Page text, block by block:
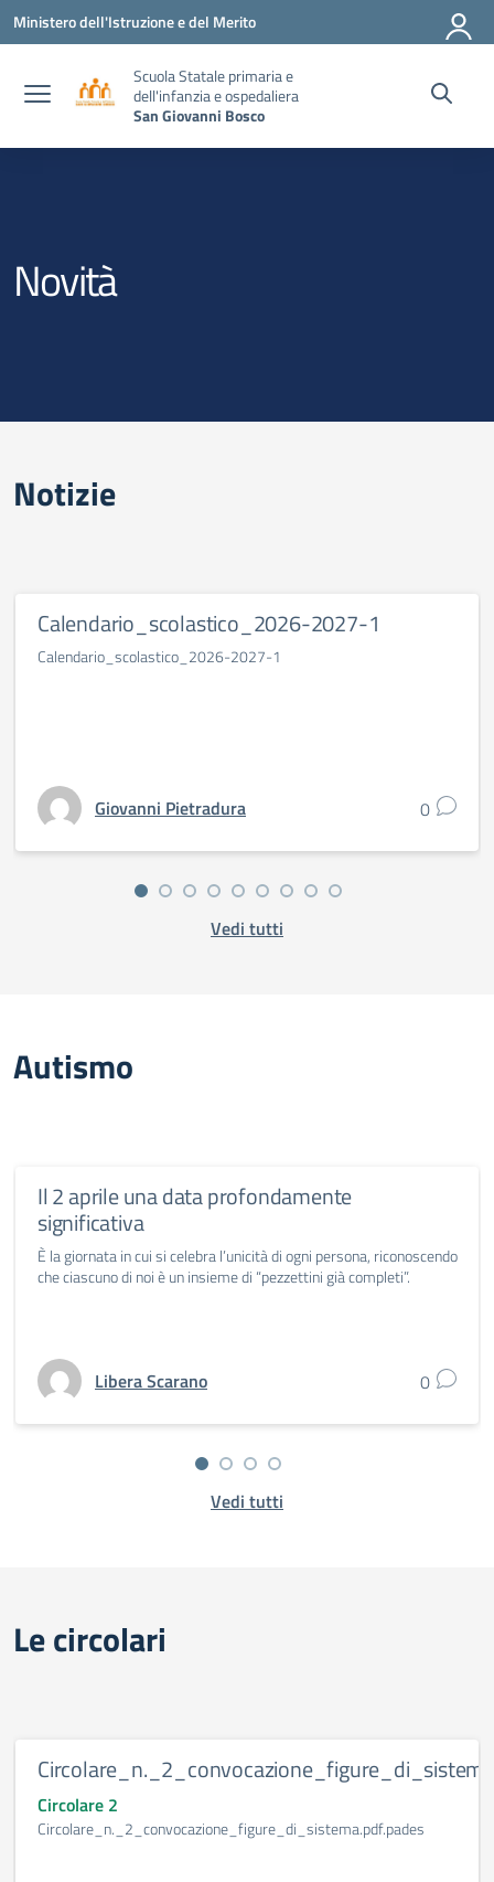
Vai ai contenuti
Vai al menu di navigazione
Vai al footer
Ministero dell'Istruzione e del Merito
Scuola Statale primaria e
dell'infanzia e ospedaliera
San Giovanni Bosco
Novità
Notizie
Calendario_scolastico_2026-2027-1
Calendario_scolastico_2026-2027-1
Giovanni Pietradura 0
Vedi tutti
Autismo
Il 2 aprile una data profondamente
significativa
È la giornata in cui si celebra l’unicità di ogni persona, riconoscendo
che ciascuno di noi è un insieme di “pezzettini già completi”.
Libera Scarano 0
Vedi tutti
Le circolari
Circolare 2
Circolare_n._2_convocazione_figure_di_sistema.pdf.pades